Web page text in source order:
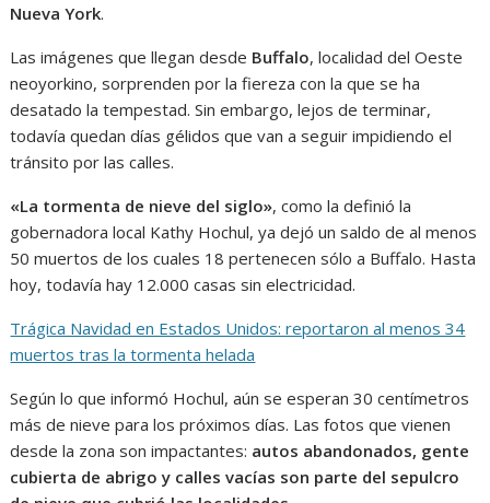
Nueva York.
Las imágenes que llegan desde Buffalo, localidad del Oeste
neoyorkino, sorprenden por la fiereza con la que se ha
desatado la tempestad. Sin embargo, lejos de terminar,
todavía quedan días gélidos que van a seguir impidiendo el
tránsito por las calles.
«La tormenta de nieve del siglo», como la definió la
gobernadora local Kathy Hochul, ya dejó un saldo de al menos
50 muertos de los cuales 18 pertenecen sólo a Buffalo. Hasta
hoy, todavía hay 12.000 casas sin electricidad.
Trágica Navidad en Estados Unidos: reportaron al menos 34
muertos tras la tormenta helada
Según lo que informó Hochul, aún se esperan 30 centímetros
más de nieve para los próximos días. Las fotos que vienen
desde la zona son impactantes: autos abandonados, gente
cubierta de abrigo y calles vacías son parte del sepulcro